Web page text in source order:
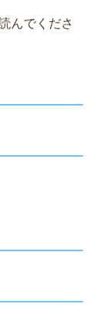
んでくださ